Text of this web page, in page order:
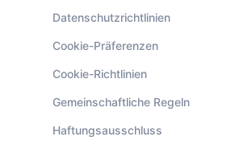
Datenschutzrichtlinien
Cookie-Präferenzen
Cookie-Richtlinien
Gemeinschaftliche Regeln
Haftungsausschluss